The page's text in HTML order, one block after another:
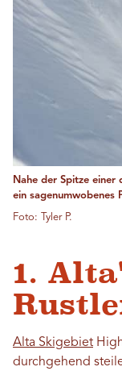
Nahe der Spitze einer
ein sagenumwobenes
Foto: Tyler P.
1.
Alta Skigebiet
durchgehend